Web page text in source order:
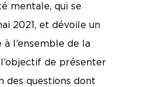
mentale, qui se
2021, et dévoile un
l’ensemble de la
de présenter
des questions dont